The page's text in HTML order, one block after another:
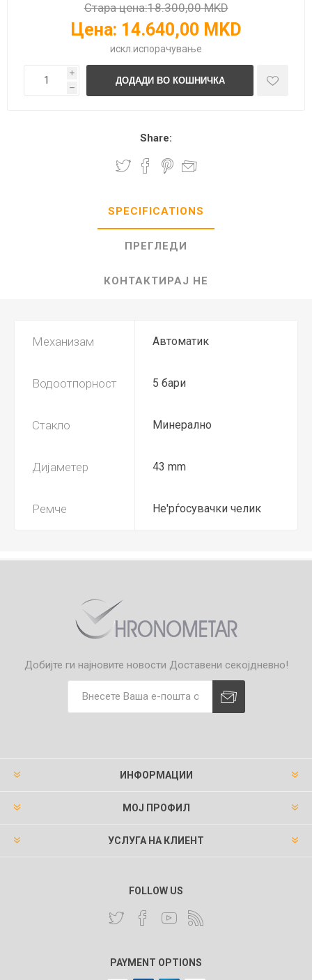
Стара цена:18.300,00 MKD
Цена: 14.640,00 MKD
искл. испорачување
i
h
Share:
SPECIFICATIONS
ПРЕГЛЕДИ
КОНТАКТИРАЈ НЕ
Механизам Автоматик
Водоотпорност 5 бари
Стакло Минерално
Дијаметер 43 mm
Ремче Не'рѓосувачки челик
Добијте ги најновите новости Доставени секојдневно!
ИНФОРМАЦИИ
МОЈ ПРОФИЛ
УСЛУГА НА КЛИЕНТ
FOLLOW US
PAYMENT OPTIONS